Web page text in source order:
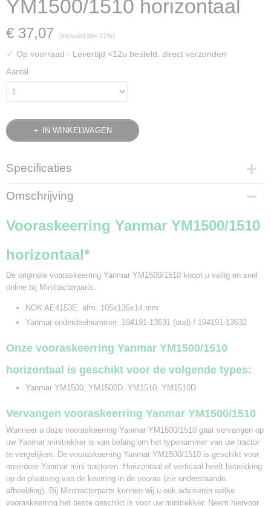
YM1500/1510 horizontaal
€ 37,07 (inclusief btw 21%)
✓ Op voorraad - Levertijd <12u besteld, direct verzonden
Aantal
IN WINKELWAGEN
Specificaties
Bruto gewicht
0,13 Kg
Omschrijving
Vooraskeerring Yanmar YM1500/1510
horizontaal*
De originele vooraskeerring Yanmar YM1500/1510 koopt u veilig en snel
online bij Minitractorparts.
NOK AE4153E, afm. 105x135x14 mm
Yanmar onderdeelnummer: 194191-13631 (oud) / 194191-13632
Onze vooraskeerring Yanmar YM1500/1510
horizontaal is geschikt voor de volgende types:
Yanmar YM1500, YM1500D, YM1510, YM1510D
Vervangen vooraskeerring Yanmar YM1500/1510
Wanneer u deze vooraskeerring Yanmar YM1500/1510 gaat vervangen op
uw Yanmar minitrekker is van belang om het typenummer van uw tractor
te vergelijken. De vooraskeerring Yanmar YM1500/1510 is geschikt voor
meerdere Yanmar mini tractoren. Horizontaal of verticaal heeft betrekking
op de plaatsing van de keerring in de vooras (zie onderstaande
afbeelding). Bij Minitractorparts kunnen wij u ook adviseren welke
vooraskeerring het beste geschikt is voor uw minitrekker. Neem hiervoor